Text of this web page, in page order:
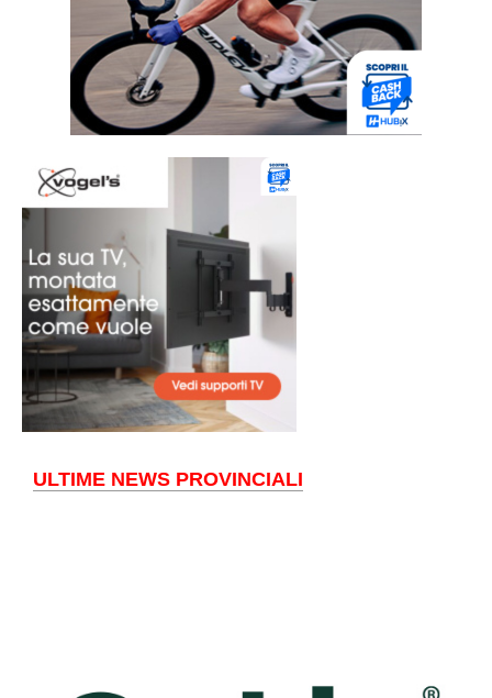
ULTIME NEWS PROVINCIALI